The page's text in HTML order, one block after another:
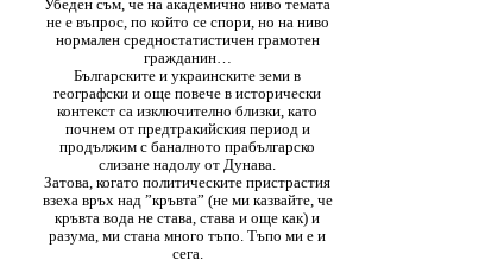
Убеден съм, че на академично ниво темата
не е въпрос, по който се спори, но на ниво
нормален средностатистичен грамотен
гражданин…
Българските и украинските земи в
географски и още повече в исторически
контекст са изключително близки, като
почнем от предтракийския период и
продължим с баналното прабългарско
слизане надолу от Дунава.
Затова, когато политическите пристрастия
взеха връх над ”кръвта” (не ми казвайте, че
кръвта вода не става, става и още как) и
разума, ми стана много тъпо. Тъпо ми е и
сега.